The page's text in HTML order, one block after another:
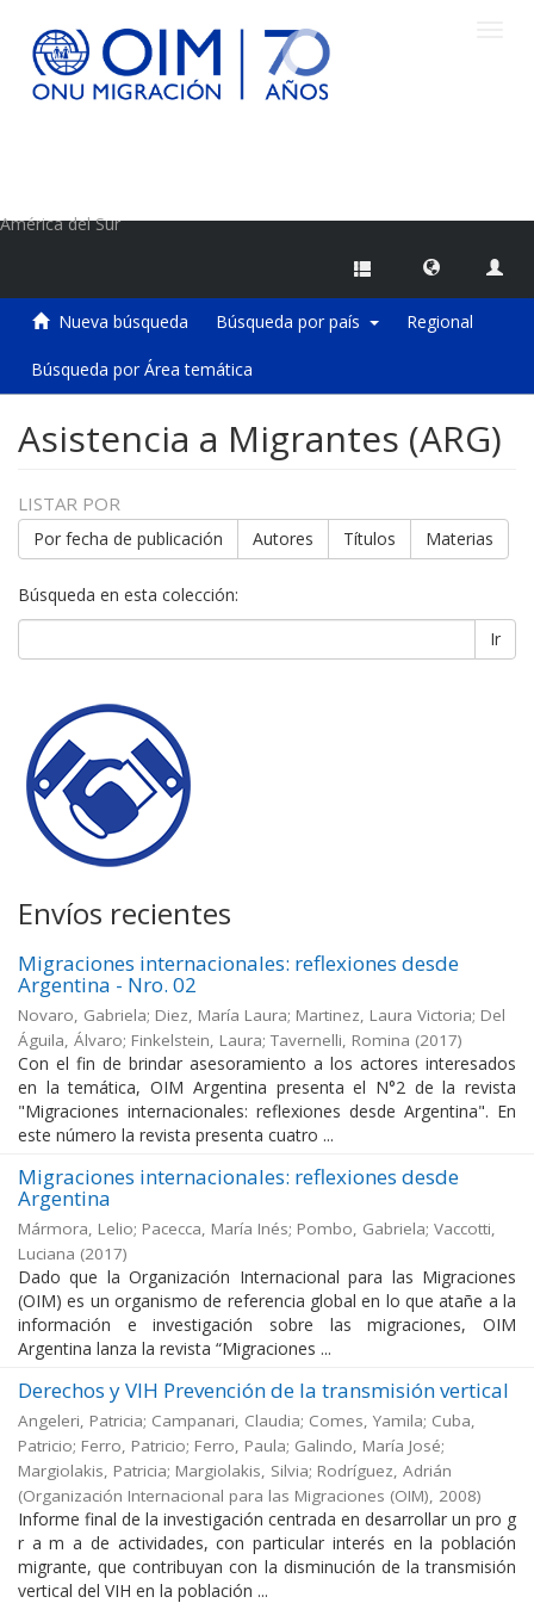
América del Sur
Nueva búsqueda Búsqueda por país Regional
Búsqueda por Área temática
Asistencia a Migrantes (ARG)
LISTAR POR
Por fecha de publicación Autores Títulos Materias
Búsqueda en esta colección:
Ir
Envíos recientes
Migraciones internacionales: reflexiones desde
Argentina - Nro. 02
Novaro, Gabriela; Diez, María Laura; Martinez, Laura Victoria; Del
Águila, Álvaro; Finkelstein, Laura; Tavernelli, Romina (2017)
Con el fin de brindar asesoramiento a los actores interesados
en la temática, OIM Argentina presenta el N°2 de la revista
"Migraciones internacionales: reflexiones desde Argentina". En
este número la revista presenta cuatro ...
Migraciones internacionales: reflexiones desde
Argentina
Mármora, Lelio; Pacecca, María Inés; Pombo, Gabriela; Vaccotti,
Luciana (2017)
Dado que la Organización Internacional para las Migraciones
(OIM) es un organismo de referencia global en lo que atañe a la
información e investigación sobre las migraciones, OIM
Argentina lanza la revista “Migraciones ...
Derechos y VIH Prevención de la transmisión vertical
Angeleri, Patricia; Campanari, Claudia; Comes, Yamila; Cuba,
Patricio; Ferro, Patricio; Ferro, Paula; Galindo, María José;
Margiolakis, Patricia; Margiolakis, Silvia; Rodríguez, Adrián
(Organización Internacional para las Migraciones (OIM), 2008)
Informe final de la investigación centrada en desarrollar un pro g
r a m a de actividades, con particular interés en la población
migrante, que contribuyan con la disminución de la transmisión
vertical del VIH en la población ...